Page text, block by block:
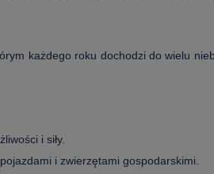
każdego roku dochodzi do wielu
i siły.
i zwierzętami gospodarskimi.